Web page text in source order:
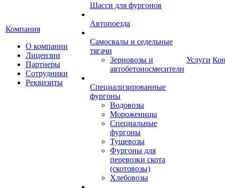
Компания
О компании
Лицензии
Партнеры
Сотрудники
Реквизиты
Шасси для фургонов
Автопоезда
Самосвалы и седельные
тягачи
Зерновозы и
автобетоносмесители
Специализированные
фургоны
Водовозы
Мороженицы
Специальные
фургоны
Тушевозы
Фургоны для
перевозки скота
(скотовозы)
Хлебовозы
Услуги